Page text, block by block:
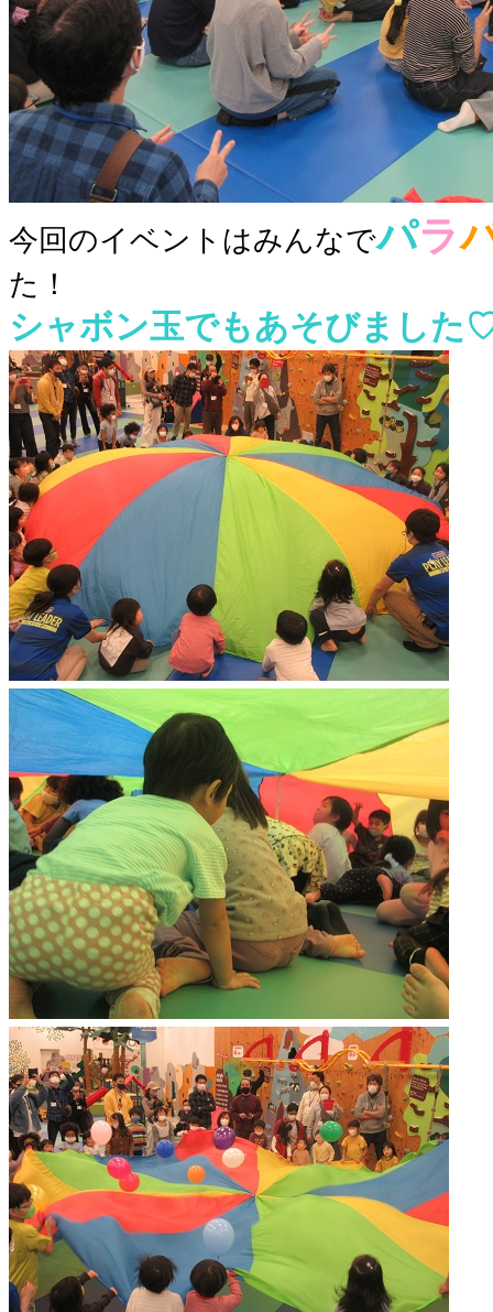
今回のイベントはみんなでパラ
た！
シャボン玉でもあそびました